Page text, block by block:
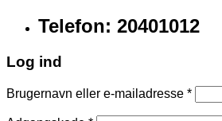
Telefon: 20401012
Log ind
Brugernavn eller e-mailadresse *